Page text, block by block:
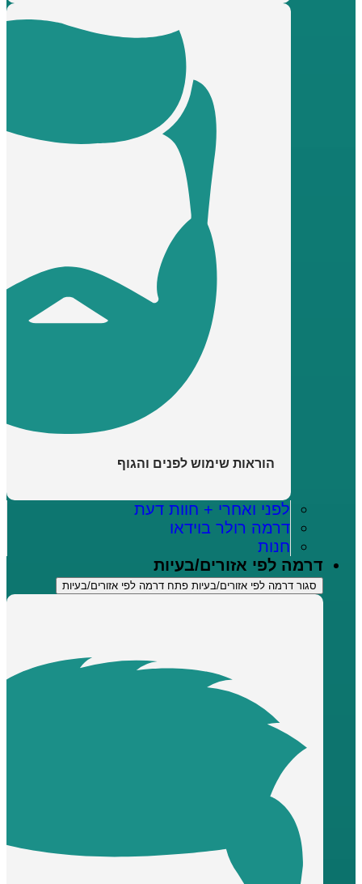
הוראות שימוש לפנים והגוף
לפני ואחרי + חוות דעת
דרמה רולר בוידאו
חנות
דרמה לפי אזורים/בעיות
סגור דרמה לפי אזורים/בעיות פתח דרמה לפי אזורים/בעיות